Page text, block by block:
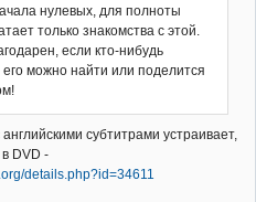
нулевых, для полноты
только знакомства с этой.
если кто-нибудь
его можно найти или поделится
английскими субтитрами устраивает,
DVD -
details.php?id=34611